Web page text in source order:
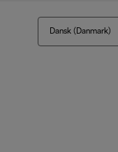
Dansk (Danmark)